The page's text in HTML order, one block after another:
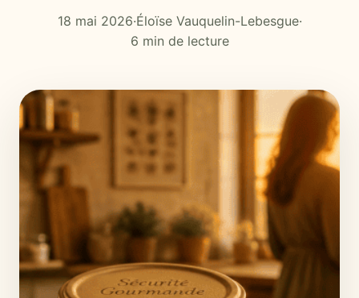
18 mai 2026·Éloïse Vauquelin-Lebesgue·
6 min de lecture